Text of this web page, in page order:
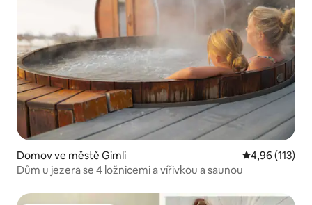
Domov ve městě Gimli Průměrné
4,96 (113)
Dům u jezera se 4 ložnicemi a vířivkou a saunou